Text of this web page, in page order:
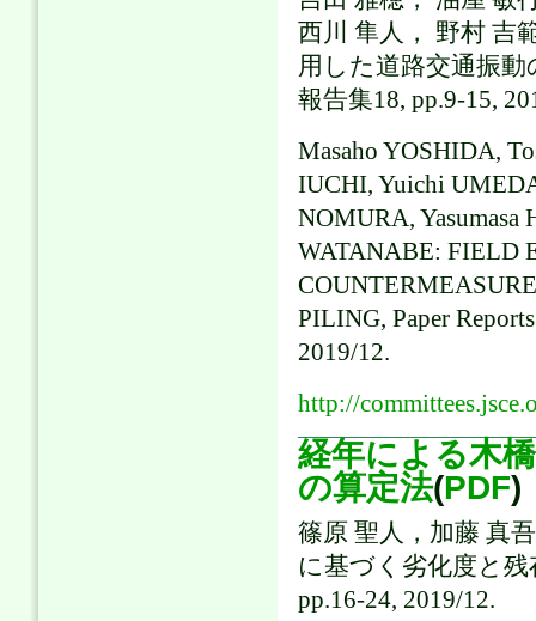
西川 隼人， 野村 吉
用した道路交通振
報告集18, pp.9-15,
Masaho YOSHIDA,
IUCHI, Yuichi
NOMURA,
WATANABE: FIELD
PILING, Paper
2019/12.
http://
経年による木
の算定法(PDF)
篠原 聖人，加藤 真
に基づく劣化度と
pp.16-24, 2019/12.